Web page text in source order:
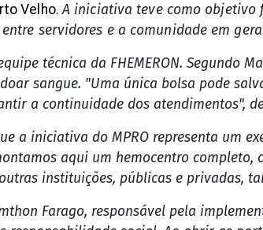
Velho. A iniciativa teve como objetivo
servidores e a comunidade em
técnica da FHEMERON. Segundo
sangue. "Uma única bolsa pode
a continuidade dos atendimentos",
a iniciativa do MPRO representa um
aqui um hemocentro completo,
instituições, públicas e privadas,
Farago, responsável pela